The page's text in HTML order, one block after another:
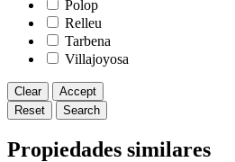
Polop
Relleu
Tarbena
Villajoyosa
Clear
Accept
Reset
Search
Propiedades similares